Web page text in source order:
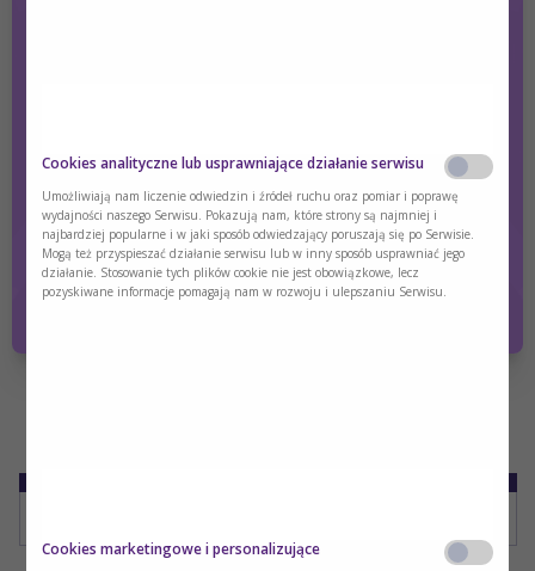
organizmu (konsekwencje)
Występowanie zaburzeń stanu odżywienia
Wpływ niedożywienia na organizm
Wskazania do leczenia żywieniowego i sposób podaży
żywienia
Czy jesteś osobą posiadającą kwalifikacje z
zakresu medycyny, farmacji, pielęgniarstwa,
dietetyki?
Tak Nie
Cookies analityczne lub usprawniające działanie serwisu
Umożliwiają nam liczenie odwiedzin i źródeł ruchu oraz pomiar i poprawę
wydajności naszego Serwisu. Pokazują nam, które strony są najmniej i
najbardziej popularne i w jaki sposób odwiedzający poruszają się po Serwisie.
Mogą też przyspieszać działanie serwisu lub w inny sposób usprawniać jego
działanie. Stosowanie tych plików cookie nie jest obowiązkowe, lecz
pozyskiwane informacje pomagają nam w rozwoju i ulepszaniu Serwisu.
Cookies marketingowe i personalizujące